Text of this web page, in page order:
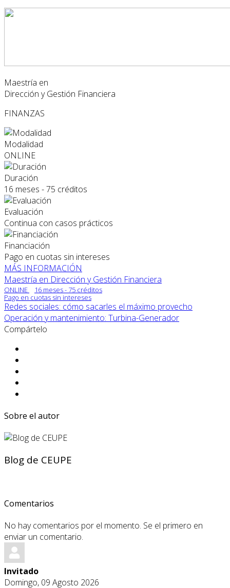
Maestría en
Dirección y Gestión Financiera
FINANZAS
Modalidad
ONLINE
Duración
16 meses - 75 créditos
Evaluación
Continua con casos prácticos
Financiación
Pago en cuotas sin intereses
MÁS INFORMACIÓN
Maestría en Dirección y Gestión Financiera
ONLINE
16 meses - 75 créditos
Pago en cuotas sin intereses
Redes sociales: cómo sacarles el máximo provecho
Operación y mantenimiento: Turbina-Generador
Compártelo
Sobre el autor
Blog de CEUPE
Comentarios
No hay comentarios por el momento. Se el primero en
enviar un comentario.
Invitado
Domingo, 09 Agosto 2026